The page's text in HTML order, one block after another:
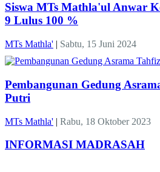
Siswa MTs Mathla'ul Anwar
9 Lulus 100 %
MTs Mathla' | Sabtu, 15 Juni 2024
Pembangunan Gedung
Putri
MTs Mathla' | Rabu, 18 Oktober 2023
INFORMASI MADRASAH